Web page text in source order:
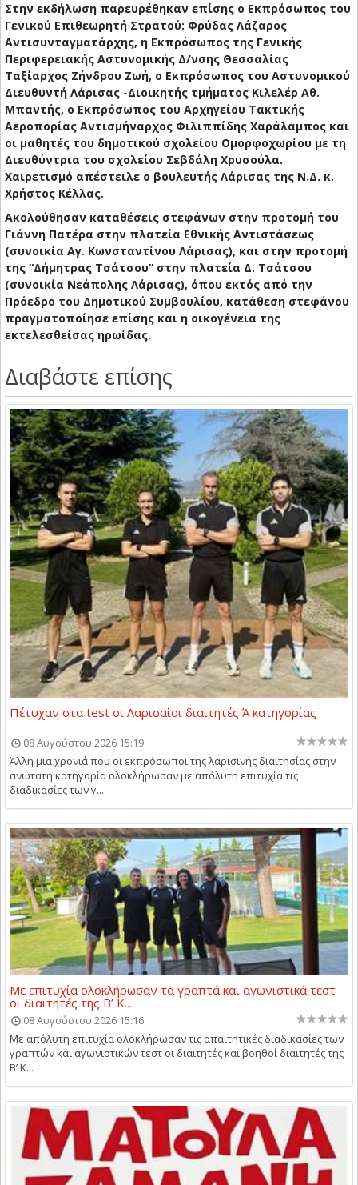
Στην εκδήλωση παρευρέθηκαν επίσης ο Εκπρόσωπος του
Γενικού Επιθεωρητή Στρατού: Φρύδας Λάζαρος
Αντισυνταγματάρχης, η Εκπρόσωπος της Γενικής
Περιφερειακής Αστυνομικής Δ/νσης Θεσσαλίας
Ταξίαρχος Ζήνδρου Ζωή, ο Εκπρόσωπος του Αστυνομικού
Διευθυντή Λάρισας -Διοικητής τμήματος Κιλελέρ Αθ.
Μπαντής, ο Εκπρόσωπος του Αρχηγείου Τακτικής
Αεροπορίας Αντισμήναρχος Φιλιππίδης Χαράλαμπος και
οι μαθητές του δημοτικού σχολείου Ομορφοχωρίου με τη
Διευθύντρια του σχολείου Σεβδάλη Χρυσούλα.
Χαιρετισμό απέστειλε ο βουλευτής Λάρισας της Ν.Δ. κ.
Χρήστος Κέλλας.
Ακολούθησαν καταθέσεις στεφάνων στην προτομή του
Γιάννη Πατέρα στην πλατεία Εθνικής Αντιστάσεως
(συνοικία Αγ. Κωνσταντίνου Λάρισας), και στην προτομή
της “Δήμητρας Τσάτσου” στην πλατεία Δ. Τσάτσου
(συνοικία Νεάπολης Λάρισας), όπου εκτός από την
Πρόεδρο του Δημοτικού Συμβουλίου, κατάθεση στεφάνου
πραγματοποίησε επίσης και η οικογένεια της
εκτελεσθείσας ηρωίδας.
Διαβάστε επίσης
Πέτυχαν στα test οι Λαρισαίοι διαιτητές Ά κατηγορίας
08 Αυγούστου 2026 15:19
Άλλη μια χρονιά που οι εκπρόσωποι της λαρισινής διαιτησίας στην
ανώτατη κατηγορία ολοκλήρωσαν με απόλυτη επιτυχία τις
διαδικασίες των γ...
Με επιτυχία ολοκλήρωσαν τα γραπτά και αγωνιστικά τεστ
οι διαιτητές της Β’ Κ...
08 Αυγούστου 2026 15:16
Με απόλυτη επιτυχία ολοκλήρωσαν τις απαιτητικές διαδικασίες των
γραπτών και αγωνιστικών τεστ οι διαιτητές και βοηθοί διαιτητές της
Β’ Κ...